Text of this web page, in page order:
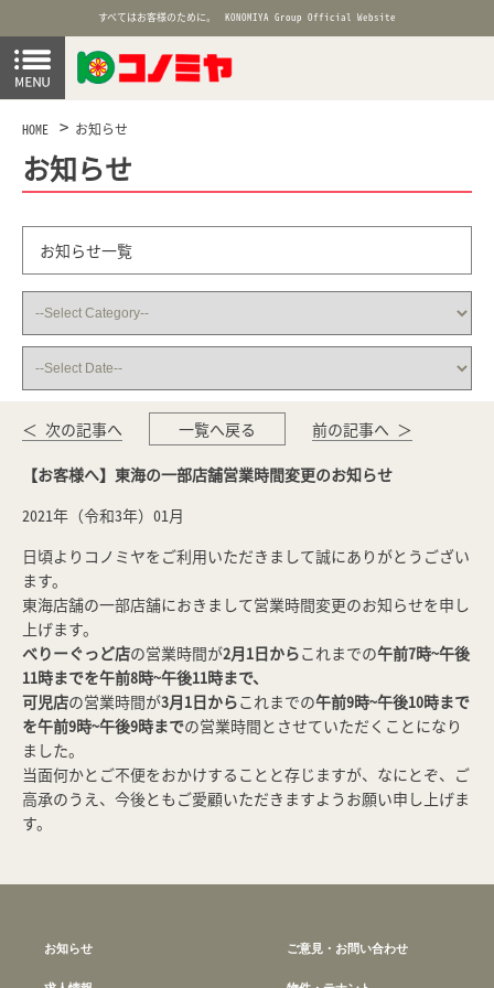
すべてはお客様のために。 KONOMIYA Group Official Website
HOME お知らせ
お知らせ
お知らせ一覧
＜ 次の記事へ 一覧へ戻る 前の記事へ ＞
【お客様へ】東海の一部店舗営業時間変更のお知らせ
2021年（令和3年）01月
日頃よりコノミヤをご利用いただきまして誠にありがとうござい
ます。
東海店舗の一部店舗におきまして営業時間変更のお知らせを申し
上げます。
べりーぐっど店の営業時間が2月1日からこれまでの午前7時~午後
11時までを午前8時~午後11時まで、
可児店の営業時間が3月1日からこれまでの午前9時~午後10時まで
を午前9時~午後9時までの営業時間とさせていただくことになり
ました。
当面何かとご不便をおかけすることと存じますが、なにとぞ、ご
高承のうえ、今後ともご愛顧いただきますようお願い申し上げま
す。
お知らせ ご意見・お問い合わせ